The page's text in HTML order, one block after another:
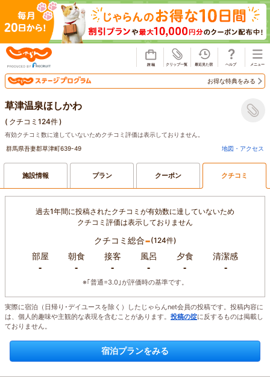
お得な特典をみる
草津温泉ほしかわ
( クチコミ124件)
有効クチコミ数に達していないためクチコミ評価は表示しておりません。
群馬県吾妻郡草津町639-49
地図・アクセス
施設情報 プラン クーポン クチコミ
過去1年間に投稿されたクチコミが有効数に達していないため
クチコミ評価は表示しておりません
クチコミ総合-(124件)
部屋
-
朝食
-
接客
-
風呂
-
夕食
-
清潔感
-
※｢普通=3.0｣が評価時の基準です。
実際に宿泊（日帰り･デイユースを除く）したじゃらんnet会員の投稿です。投稿内容に
は、個人的趣味や主観的な表現を含むことがあります。 投稿の掟に反するものは掲載し
ておりません。
宿泊プランをみる